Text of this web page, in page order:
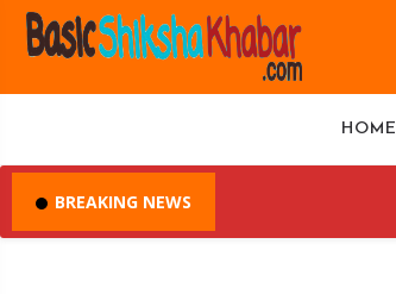
HOME
BREAKING NEWS